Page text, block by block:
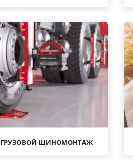
ГРУЗОВОЙ ШИНОМОНТАЖ